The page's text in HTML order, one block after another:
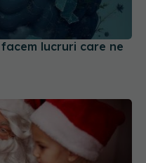
lucruri care ne